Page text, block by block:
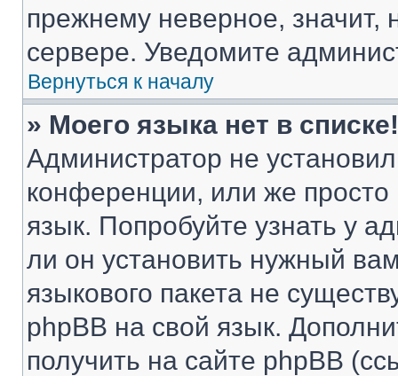
прежнему неверное, значит,
сервере. Уведомите
Вернуться к началу
» Моего языка нет в списке!
Администратор не
конференции, или же
язык. Попробуйте узнать у
ли он установить нужный
языкового пакета не
phpBB на свой язык.
получить на сайте phpBB